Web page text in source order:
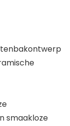
smaakloze